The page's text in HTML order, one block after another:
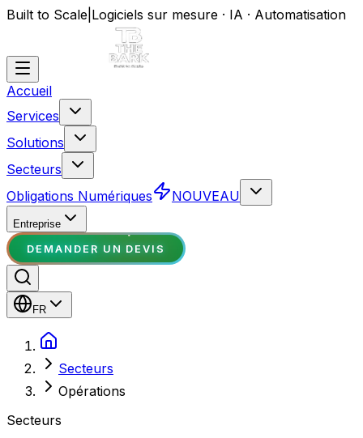
Built to Scale Logiciels sur mesure · IA · Automatisation
Accueil
Services
Solutions
Secteurs
Obligations Numériques
NOUVEAU
Entreprise
DEMANDER UN DEVIS
FR
Secteurs
Opérations
Secteurs